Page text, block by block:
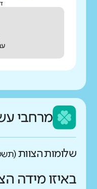
מרחבי
שלומות הצוות
באיזו מידה